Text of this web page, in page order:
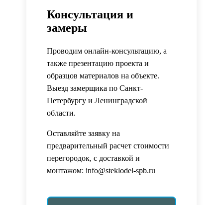
Консультация и
замеры
Проводим онлайн-консультацию, а
также презентацию проекта и
образцов материалов на объекте.
Выезд замерщика по Санкт-
Петербургу и Ленинградской
области.
Оставляйте заявку на
предварительный расчет стоимости
перегородок, с доставкой и
монтажом: info@steklodel-spb.ru